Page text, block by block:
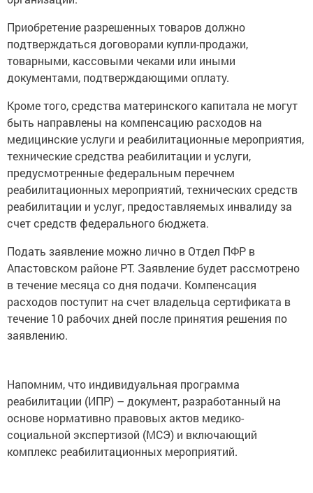
Приобретение разрешенных товаров должно
подтверждаться договорами купли-продажи,
товарными, кассовыми чеками или иными
документами, подтверждающими оплату.
Кроме того, средства материнского капитала не могут
быть направлены на компенсацию расходов на
медицинские услуги и реабилитационные мероприятия,
технические средства реабилитации и услуги,
предусмотренные федеральным перечнем
реабилитационных мероприятий, технических средств
реабилитации и услуг, предоставляемых инвалиду за
счет средств федерального бюджета.
Подать заявление можно лично в Отдел ПФР в
Апастовском районе РТ. Заявление будет рассмотрено
в течение месяца со дня подачи. Компенсация
расходов поступит на счет владельца сертификата в
течение 10 рабочих дней после принятия решения по
заявлению.
Напомним, что индивидуальная программа
реабилитации (ИПР) – документ, разработанный на
основе нормативно правовых актов медико-
социальной экспертизой (МСЭ) и включающий
комплекс реабилитационных мероприятий.